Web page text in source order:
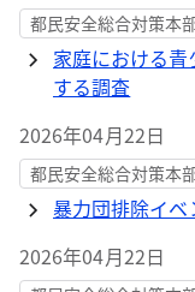
都民安全総合対策本
家庭における
する調査
2026年04月22日
都民安全総合対策本
暴力団排除イ
2026年04月22日